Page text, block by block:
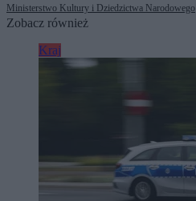
Ministerstwo Kultury i Dziedzictwa Narodowego
Zobacz również
Kraj